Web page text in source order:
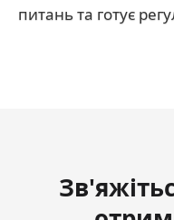
питань та готує